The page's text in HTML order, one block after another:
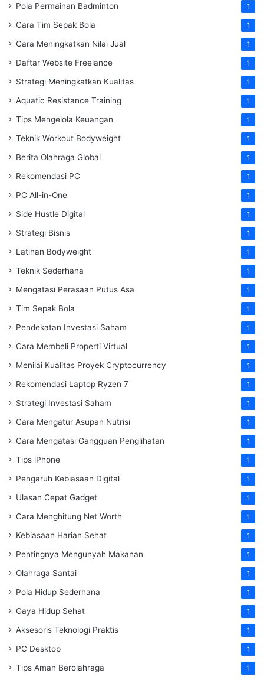
Pola Permainan Badminton 1
Cara Tim Sepak Bola 1
Cara Meningkatkan Nilai Jual 1
Daftar Website Freelance 1
Strategi Meningkatkan Kualitas 1
Aquatic Resistance Training 1
Tips Mengelola Keuangan 1
Teknik Workout Bodyweight 1
Berita Olahraga Global 1
Rekomendasi PC 1
PC All-in-One 1
Side Hustle Digital 1
Strategi Bisnis 1
Latihan Bodyweight 1
Teknik Sederhana 1
Mengatasi Perasaan Putus Asa 1
Tim Sepak Bola 1
Pendekatan Investasi Saham 1
Cara Membeli Properti Virtual 1
Menilai Kualitas Proyek Cryptocurrency 1
Rekomendasi Laptop Ryzen 7 1
Strategi Investasi Saham 1
Cara Mengatur Asupan Nutrisi 1
Cara Mengatasi Gangguan Penglihatan 1
Tips iPhone 1
Pengaruh Kebiasaan Digital 1
Ulasan Cepat Gadget 1
Cara Menghitung Net Worth 1
Kebiasaan Harian Sehat 1
Pentingnya Mengunyah Makanan 1
Olahraga Santai 1
Pola Hidup Sederhana 1
Gaya Hidup Sehat 1
Aksesoris Teknologi Praktis 1
PC Desktop 1
Tips Aman Berolahraga 1